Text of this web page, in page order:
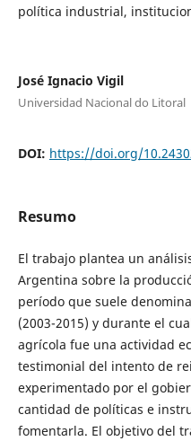
política industrial,
José Ignacio Vigil
Universidad Nacional do Litoral
DOI: https://doi.org/
Resumo
El trabajo plantea un
Argentina sobre la
período que suele
(2003-2015) y durante el
agrícola fue una actividad
testimonial del intento de
experimentado por el
cantidad de políticas e
fomentarla. El objetivo del